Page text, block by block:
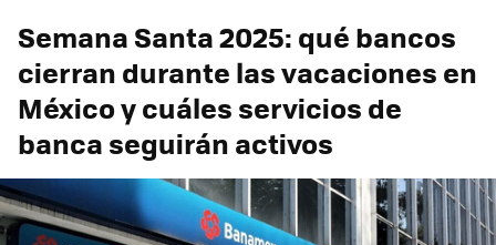
Semana Santa 2025: qué bancos
cierran durante las vacaciones en
México y cuáles servicios de
banca seguirán activos